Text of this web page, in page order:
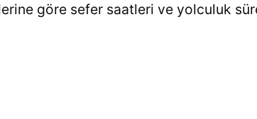
göre sefer saatleri ve yolculuk